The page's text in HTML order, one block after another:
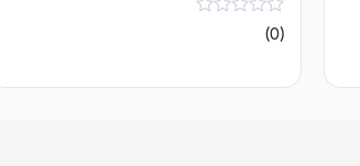
אין
ביקורות
(0)